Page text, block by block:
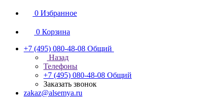
0 Избранное
0 Корзина
+7 (495) 080-48-08 Общий
Назад
Телефоны
+7 (495) 080-48-08 Общий
Заказать звонок
zakaz@alsemya.ru